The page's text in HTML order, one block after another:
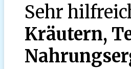
Sehr
Kräutern,